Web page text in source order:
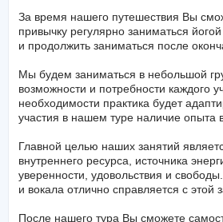
За время нашего путешествия Вы
привычку регулярно заниматься йогой
Мы будем заниматься в небольшой
возможности и потребности каждого
необходимости практика будет
Главной целью наших занятий
внутреннего ресурса, источника
уверенности, удовольствия и